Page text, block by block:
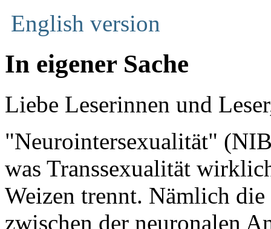
English version
In eigener Sache
Liebe Leserinnen und
"Neurointersexualität"
was Transsexualität
Weizen trennt. Nämlich
zwischen der neuronalen